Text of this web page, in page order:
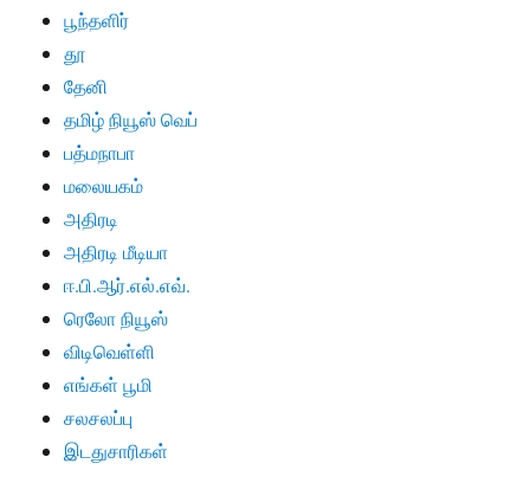
பூந்தளிர்
தூ
தேனி
தமிழ் நியூஸ் வெப்
பத்மநாபா
மலையகம்
அதிரடி
அதிரடி மீடியா
ஈ.பி.ஆர்.எல்.எவ்.
ரெலோ நியூஸ்
விடிவெள்ளி
எங்கள் பூமி
சலசலப்பு
இடதுசாரிகள்